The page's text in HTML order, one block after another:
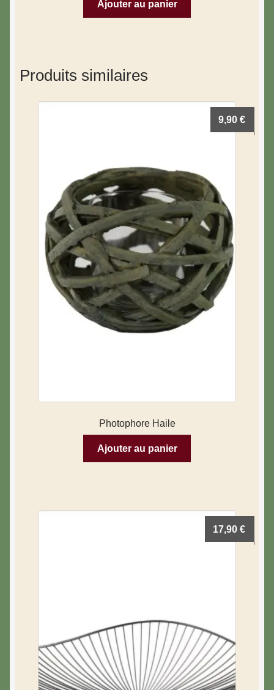
Ajouter au panier
Produits similaires
Photophore Haile
9,90€
Ajouter au panier
17,90€